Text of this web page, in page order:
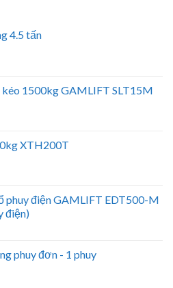
4.5 tấn
kéo 1500kg GAMLIFT SLT15M
XTH200T
phuy điện GAMLIFT EDT500-M
điện)
phuy đơn - 1 phuy